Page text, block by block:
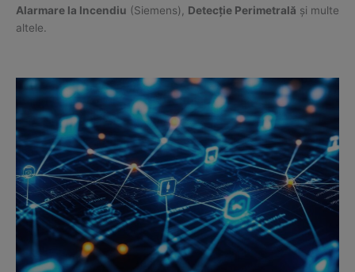
Alarmare la Incendiu (Siemens), Detecție Perimetrală și multe
altele.